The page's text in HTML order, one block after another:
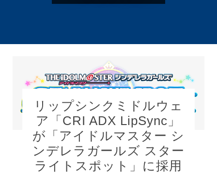
リップシンクミドルウェ
ア「CRI ADX LipSync」
が「アイドルマスター シ
ンデレラガールズ スター
ライトスポット」に採用